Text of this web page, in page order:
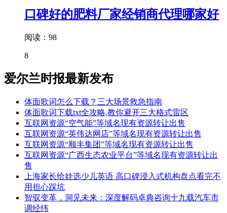
口碑好的肥料厂家经销商代理哪家好
阅读：98
8
爱尔兰时报最新发布
体面歌词怎么下载？三大场景救急指南
体面歌词下载txt全攻略,教你避开三大格式雷区
互联网资源“空气能”等域名现有资源转让出售
互联网资源“英伟达网店”等域名现有资源转让出售
互联网资源“顺丰集团”等域名现有资源转让出售
互联网资源“广西生态农业平台”等域名现有资源转让出
售
上海家长给娃选少儿英语 高口碑浸入式机构盘点看完不
用担心踩坑
智驭变革，洞见未来：深度解码卓典咨询十九载汽车市
调经纬